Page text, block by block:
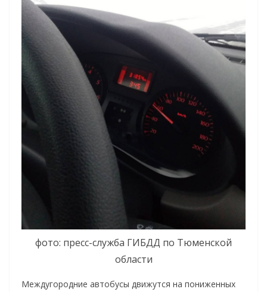
фото: пресс-служба ГИБДД по Тюменской
области
Междугородние автобусы движутся на пониженных